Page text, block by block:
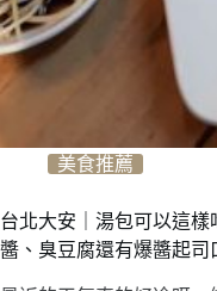
美食推薦
台北大安｜湯包可以這
醬、臭豆腐還有爆醬起司